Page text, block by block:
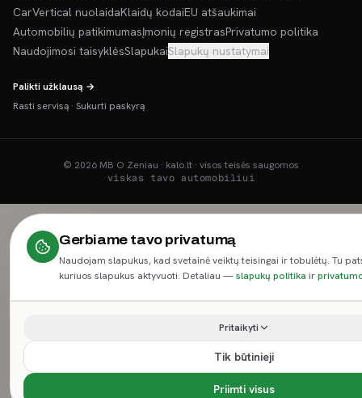
CarVertical nuolaidaKlaidų kodaiEU atšaukimai
Automobilių patikimumasĮmonių registrasPrivatumo politika
Naudojimosi taisyklėsSlapukaiSlapukų nustatymai
Palikti užklausą →
Rasti servisą · Sukurti paskyrą
© 2026 MB O Zeniau · kalo.lt · visos teisės saugomos
viskas tavo automobiliui
Gerbiame tavo privatumą
Naudojam slapukus, kad svetainė veiktų teisingai ir tobulėtų. Tu
kuriuos slapukus aktyvuoti. Detaliau —slapukų politika ir
Pritaikyti
Tik būtinieji
Priimti visus